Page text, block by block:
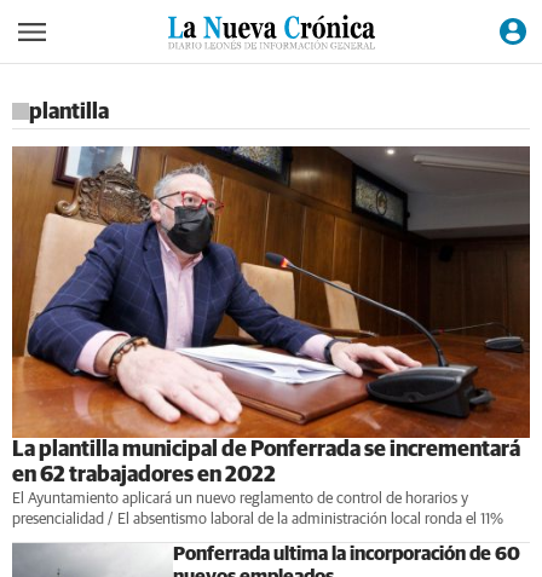
plantilla
La plantilla municipal de Ponferrada se incrementará
en 62 trabajadores en 2022
El Ayuntamiento aplicará un nuevo reglamento de control de horarios y
presencialidad / El absentismo laboral de la administración local ronda el 11%
Ponferrada ultima la incorporación de 60